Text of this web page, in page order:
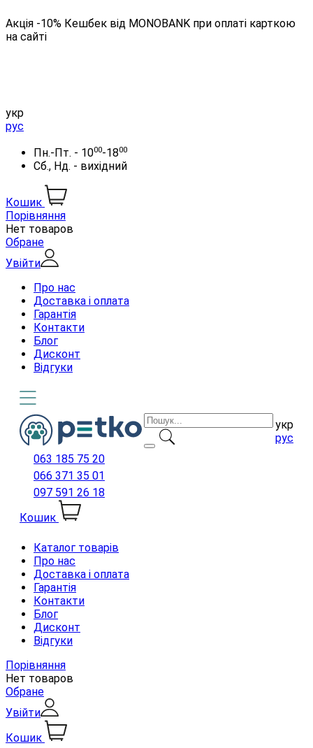
Акція -10% Кешбек від MONOBANK при оплаті карткою
на сайті
укр
рус
Пн.-Пт. - 1000-1800
Сб., Нд. - вихідний
Кошик
Порівняння
Нет товаров
Обране
Увійти
Про нас
Доставка і оплата
Гарантія
Контакти
Блог
Дисконт
Відгуки
укр
рус
063 185 75 20
066 371 35 01
097 591 26 18
Кошик
Каталог товарів
Про нас
Доставка і оплата
Гарантія
Контакти
Блог
Дисконт
Відгуки
Порівняння
Нет товаров
Обране
Увійти
Кошик